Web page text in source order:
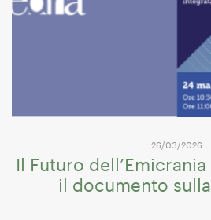
26/03/2026
Il Futuro
il documento